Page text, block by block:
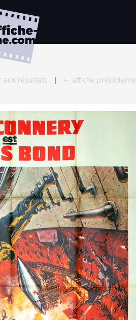
aux résultats | ← affiche précédente